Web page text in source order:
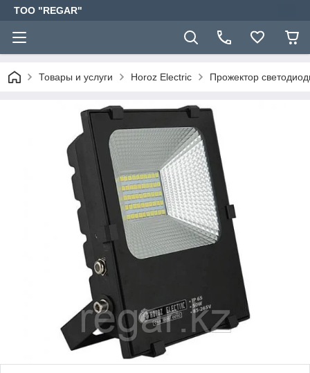
TOO "REGAR"
Товары и услуги Horoz Electric Прожектор